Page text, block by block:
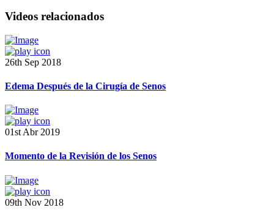
Videos relacionados
26th Sep 2018
Edema Después de la Cirugía de Senos
01st Abr 2019
Momento de la Revisión de los Senos
09th Nov 2018